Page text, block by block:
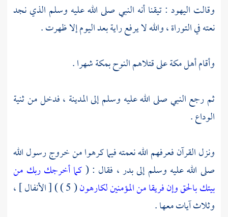
وقالت اليهود : تيقنا أنه النبي صلى الله عليه وسلم الذي نجد
نعته في التوراة ، والله لا يرفع راية بعد اليوم إلا ظهرت .
وأقامأهلمكةعلى قتلاهم النوحبمكةشهرا .
ثم رجع النبي صلى الله عليه وسلم إلىالمدينة ،فدخل منثنية
الوداع.
ونزل القرآن فعرفهم الله نعمته فيما كرهوا من خروج رسول الله
صلى الله عليه وسلم إلىبدر ، فقال : (كما أخرجك ربك من
بيتك بالحق وإن فريقا من المؤمنين لكارهون
( 5 ) ) [ الأنفال ] ،
وثلاث آيات معها .